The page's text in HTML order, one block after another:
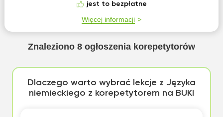
jest to bezpłatne
Więcej informacji
Znaleziono 8 ogłoszenia korepetytorów
Dlaczego warto wybrać lekcje z Języka
niemieckiego z korepetytorem na BUKI